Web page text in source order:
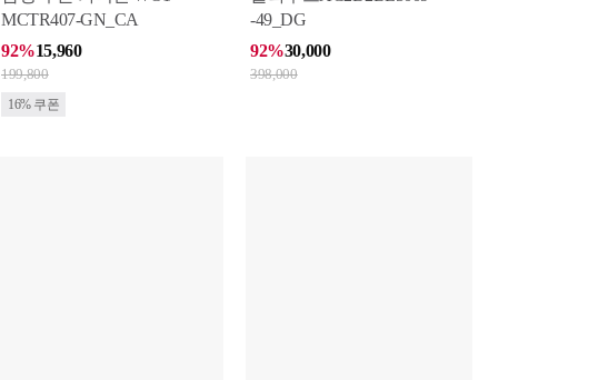
MCTR407-GN_CA
92%15,960
199,800
16% 쿠폰
-49_DG
92%30,000
398,000